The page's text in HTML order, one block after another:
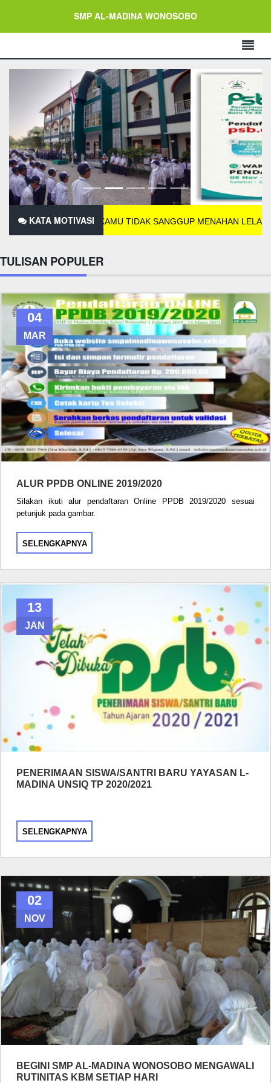
SMP AL-MADINA WONOSOBO
KATA MOTIVASI
JIKA KAMU TIDAK SANGGUP MENAHAN LELAHNYA
TULISAN POPULER
04
MAR
ALUR PPDB ONLINE 2019/2020
Silakan ikuti alur pendaftaran Online PPDB 2019/2020 sesuai
petunjuk pada gambar.
SELENGKAPNYA
13
JAN
PENERIMAAN SISWA/SANTRI BARU YAYASAN L-
MADINA UNSIQ TP 2020/2021
SELENGKAPNYA
02
NOV
BEGINI SMP AL-MADINA WONOSOBO MENGAWALI
RUTINITAS KBM SETIAP HARI